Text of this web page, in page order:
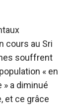
cours au Sri
souffrent
« en
a diminué
et ce grâce